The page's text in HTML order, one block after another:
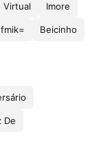
Virtual Imore
Beicinho
De